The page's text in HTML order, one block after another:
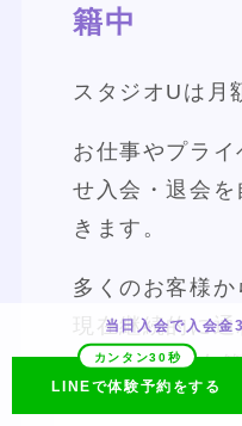
籍中
スタジオUは月
お仕事やプラ
せ入会・退会
きます。
多くのお客様か
現在継続的に
1000名以上在
当日入会で入会
LINEで体験予約をする